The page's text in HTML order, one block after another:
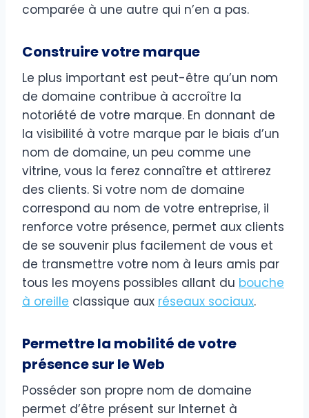
comparée à une autre qui n’en a pas.
Construire votre marque
Le plus important est peut-être qu’un nom
de domaine contribue à accroître la
notoriété de votre marque. En donnant de
la visibilité à votre marque par le biais d’un
nom de domaine, un peu comme une
vitrine, vous la ferez connaître et attirerez
des clients. Si votre nom de domaine
correspond au nom de votre entreprise, il
renforce votre présence, permet aux clients
de se souvenir plus facilement de vous et
de transmettre votre nom à leurs amis par
tous les moyens possibles allant du bouche
à oreille classique aux réseaux sociaux.
Permettre la mobilité de votre
présence sur le Web
Posséder son propre nom de domaine
permet d’être présent sur Internet à